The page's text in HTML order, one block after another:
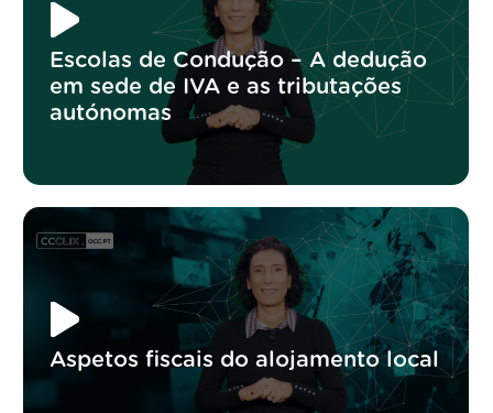
Escolas de Condução – A dedução
em sede de IVA e as tributações
autónomas
Aspetos fiscais do alojamento local